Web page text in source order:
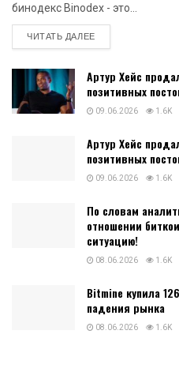
бинодекс Binodex - это...
ЧИТАТЬ ДАЛЕЕDETAILS
Артур Хейс
позитивных
09.06.2026 1.6K
Артур Хейс
позитивных
09.06.2026 1.6K
По словам
отношении
ситуацию!
08.06.2026 1.6K
Bitmine купила
падения рынка
08.06.2026 1.6K